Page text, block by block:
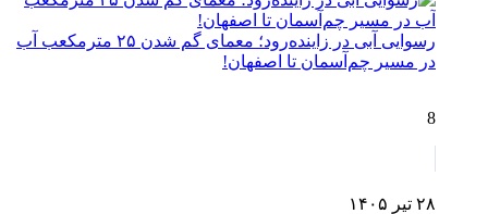
رسوایی آبی در زاینده‌رود؛ معمای گم شدن ۲۵ مترمکعب آب
در مسیر چم‌آسمان تا اصفهان!
8
۲۸ تیر ۱۴۰۵